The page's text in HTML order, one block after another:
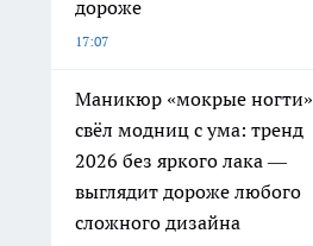
дороже
17:07
Маникюр «мокрые ногти»
свёл модниц с ума: тренд
2026 без яркого лака —
выглядит дороже любого
сложного дизайна